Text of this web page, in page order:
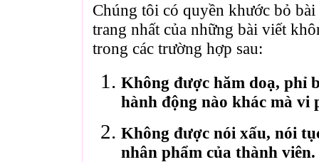
Chúng tôi có quyền khước bỏ
trang nhất của những bài viết
trong các trường hợp sau:
Không được hăm doạ, phỉ
hành động nào khác mà vi
Không được nói xấu, nói
nhân phẩm của thành viên.